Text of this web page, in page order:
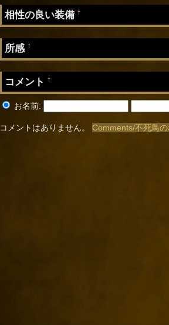
相性の良い装備 †
所感 †
コメント †
お名前:
コメントはありません。 Comments/不死鳥の